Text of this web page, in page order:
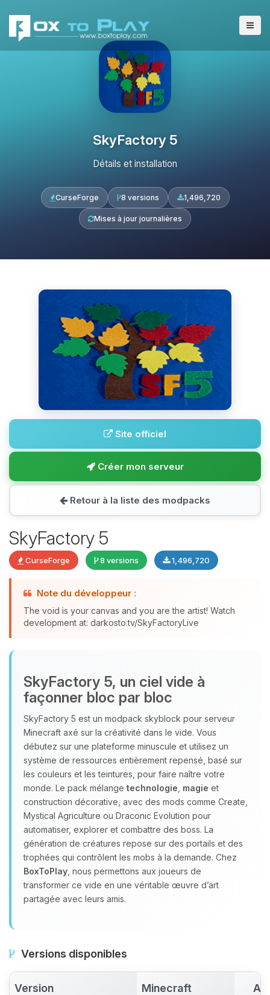
SkyFactory 5
Détails et installation
CurseForge 8 versions 1,496,720
Mises à jour journalières
Site officiel
Créer mon serveur
Retour à la liste des modpacks
SkyFactory 5
CurseForge 8 versions 1,496,720
Note du développeur :
The void is your canvas and you are the artist! Watch
development at: darkosto.tv/SkyFactoryLive
SkyFactory 5, un ciel vide à
façonner bloc par bloc
SkyFactory 5 est un modpack skyblock pour serveur
Minecraft axé sur la créativité dans le vide. Vous
débutez sur une plateforme minuscule et utilisez un
système de ressources entièrement repensé, basé sur
les couleurs et les teintures, pour faire naître votre
monde. Le pack mélange technologie magie et
construction décorative, avec des mods comme Create,
Mystical Agriculture ou Draconic Evolution pour
automatiser, explorer et combattre des boss. La
génération de créatures repose sur des portails et des
trophées qui contrôlent les mobs à la demande. Chez
BoxToPlay , nous permettons aux joueurs de
transformer ce vide en une véritable œuvre d’art
partagée avec leurs amis.
Versions disponibles
Version Minecraft
tu as besoin et je vais remuer mes
petits circuits pour t’aider.